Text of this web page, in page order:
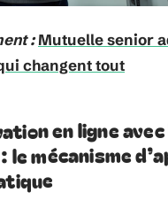
: Mutuelle senior
changent tout
en ligne
le mécanisme